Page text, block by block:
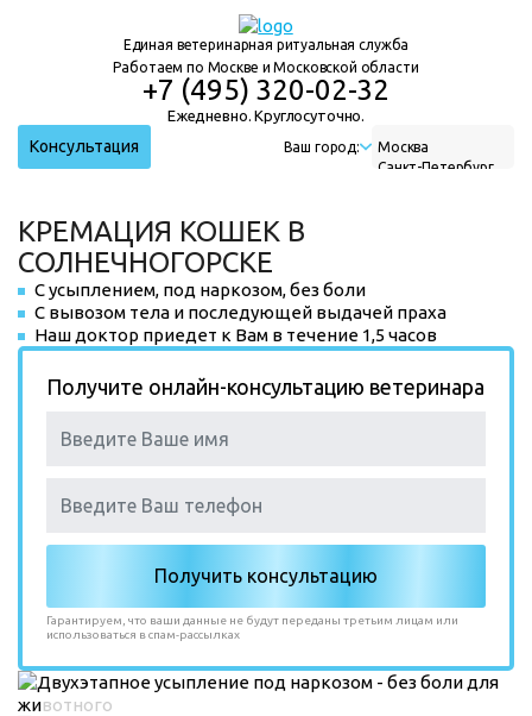
Единая ветеринарная ритуальная служба
Работаем по Москве и Московской области
Консультация Ваш город:
Москва
Санкт-Петербург
+7 (495) 320-02-32
Ежедневно. Круглосуточно.
КРЕМАЦИЯ КОШЕК В
СОЛНЕЧНОГОРСКЕ
С усыплением, под наркозом, без боли
С вывозом тела и последующей выдачей праха
Наш доктор приедет к Вам в течение 1,5 часов
Получите онлайн-консультацию ветеринара
Гарантируем, что ваши данные не будут переданы третьим лицам или
использоваться в спам-рассылках